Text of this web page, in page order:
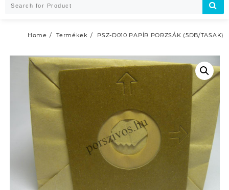
Home Termékek PSZ-D010 PAPÍR PORZSÁK (5DB/TASAK)